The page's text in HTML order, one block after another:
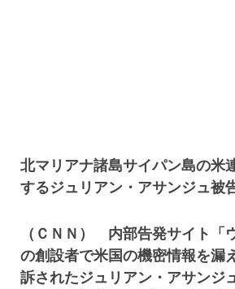
北マリアナ諸島サイパン島の米
するジュリアン・アサンジュ被
（ＣＮＮ） 内部告発サイト「
の創設者で米国の機密情報を漏
訴されたジュリアン・アサンジ